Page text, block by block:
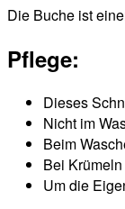
Die Buche ist
Pflege:
Dieses
Nicht im
Beim
Bei
Um die